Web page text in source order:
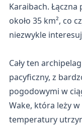
Karaibach.
około 35 km², co
niezwykle
Cały ten
pacyficzny, z
pogodowymi w
Wake, która leży
temperatury